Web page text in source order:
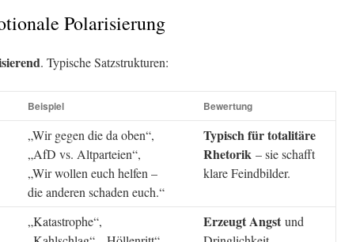
Polarisierung
. Typische Satzstrukturen:
Beispiel Bewertung
„Wir gegen die da oben“,
„AfD vs. Altparteien“,
„Wir wollen euch helfen –
die anderen schaden euch.“
Typisch für totalitäre
Rhetorik – sie schafft
klare Feindbilder.
„Katastrophe“,
Erzeugt Angst und